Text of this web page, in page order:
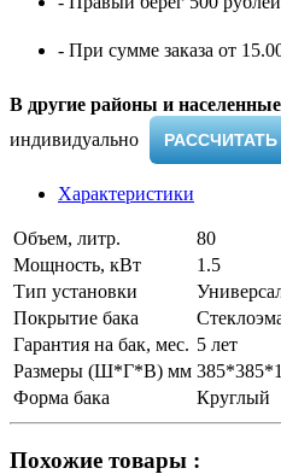
- При сумме заказа от
В другие районы и
индивидуально ​
Характеристики
Объем, литр.
80
Мощность, кВт
1.5
Тип установки
Покрытие бака
Гарантия на бак, мес. 5 лет
Размеры (Ш*Г*В) мм
Форма бака
Круглый
Похожие товары :